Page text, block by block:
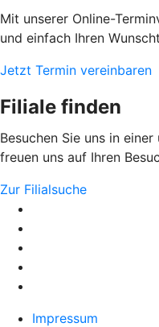
Mit unserer Online-
und einfach Ihren
Jetzt Termin vereinbaren
Filiale finden
Besuchen Sie uns in
freuen uns auf Ihren
Zur Filialsuche
Impressum